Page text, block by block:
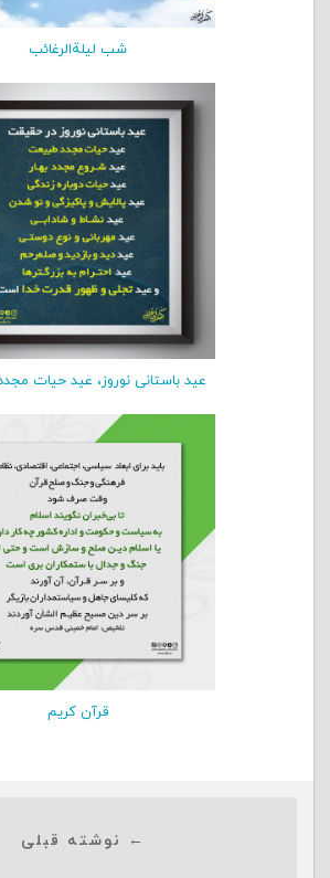
شب لیلةالرغائب
عید باستانی نوروز، عید حیات
قرآن کریم
← نوشته قبلی